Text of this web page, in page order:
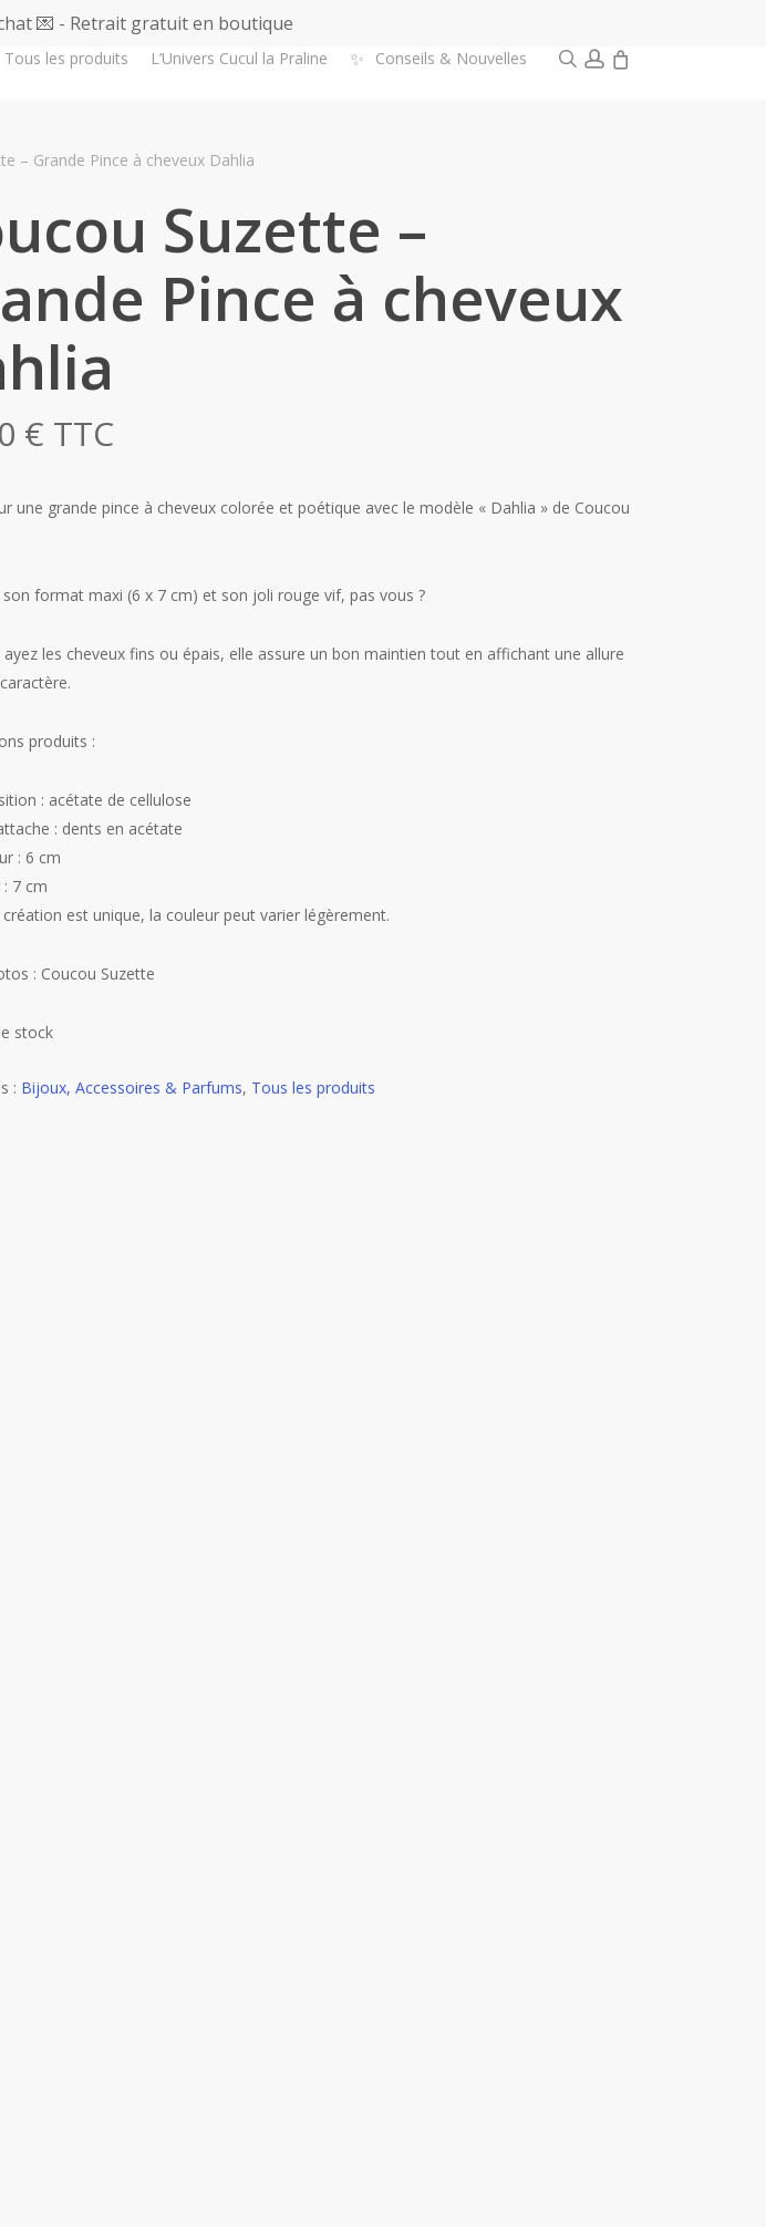
💌 - Retrait gratuit en boutique
Tous les produits L’Univers Cucul la Praline ✨ Conseils & Nouvelles search
account
– Grande Pince à cheveux Dahlia
Suzette –
Pince à cheveux
€ TTC
une grande pince à cheveux colorée et poétique avec le modèle « Dahlia » de Coucou
format maxi (6 x 7 cm) et son joli rouge vif, pas vous ?
ayez les cheveux fins ou épais, elle assure un bon maintien tout en affichant une allure
produits :
: acétate de cellulose
: dents en acétate
: 6 cm
7 cm
création est unique, la couleur peut varier légèrement.
: Coucou Suzette
stock
: Bijoux, Accessoires & Parfums, Tous les produits